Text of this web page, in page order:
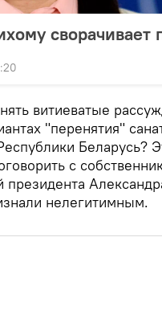
сворачивает
витиеватые
"перенятия"
Беларусь?
с
президента
нелегитимным.